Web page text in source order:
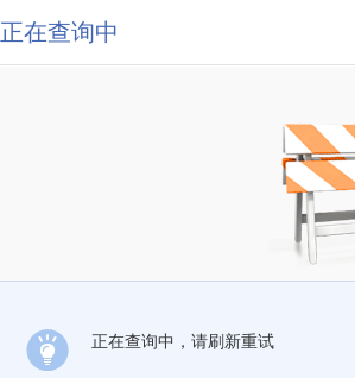
正在查询中
正在查询中，请刷新重试